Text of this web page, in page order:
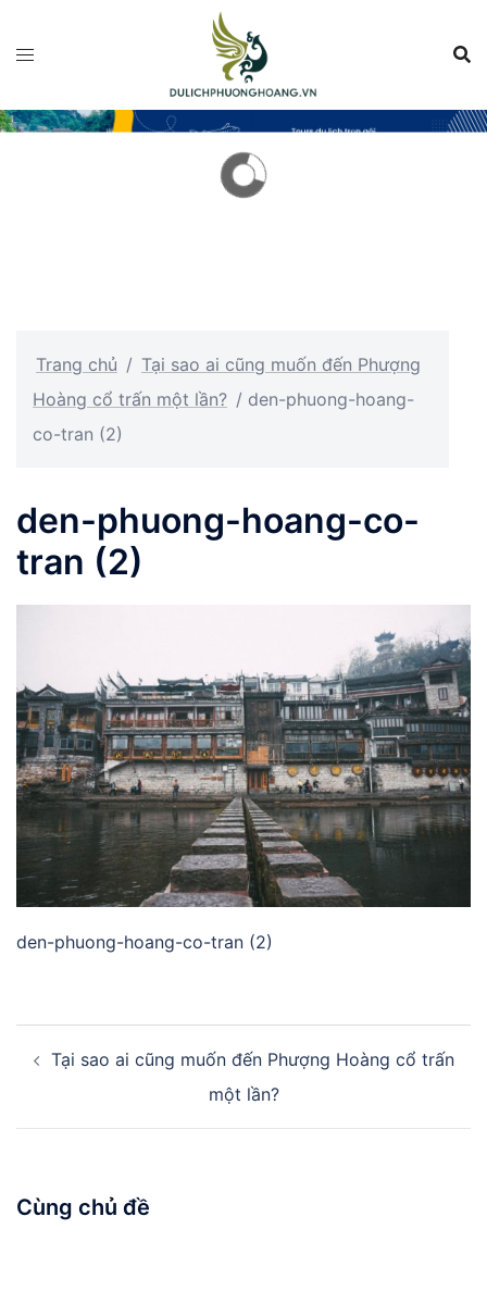
đến
dung
Trang chủ / Tại sao ai cũng muốn đến Phượng
Hoàng cổ trấn một lần? / den-phuong-hoang-
co-tran (2)
den-phuong-hoang-co-
tran (2)
den-phuong-hoang-co-tran (2)
hướng
viết
Tại sao ai cũng muốn đến Phượng Hoàng cổ trấn
một lần?
Cùng chủ đề